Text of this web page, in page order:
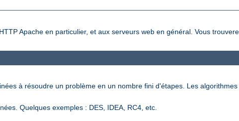
Apache en particulier, et aux serveurs web en général. Vous
à résoudre un problème en un nombre fini d'étapes. Les
Quelques exemples : DES, IDEA, RC4, etc.